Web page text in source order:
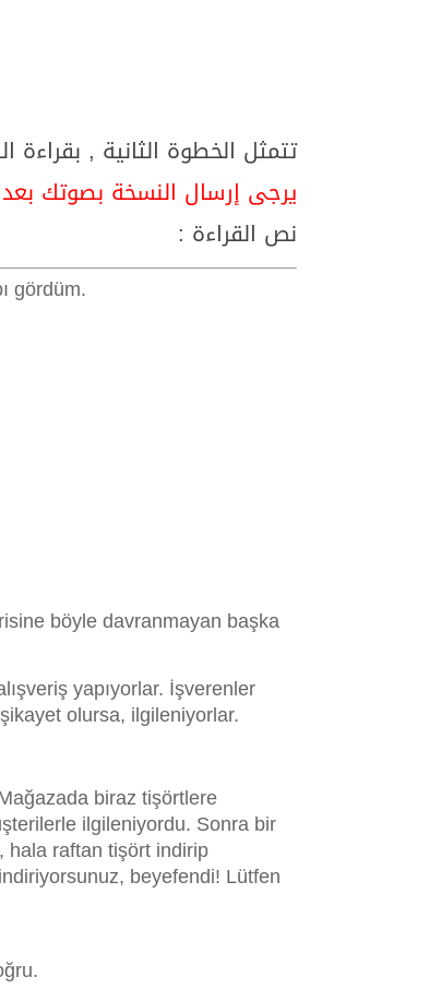
تتمثل الخطوة الثانية ,
يرجى إرسال النسخة بصوتك
نص القراءة :
gördüm.
böyle davranmayan başka
yapıyorlar. İşverenler
olursa, ilgileniyorlar.
biraz tişörtlere
ilgileniyordu. Sonra bir
hala raftan tişört indirip
beyefendi! Lütfen